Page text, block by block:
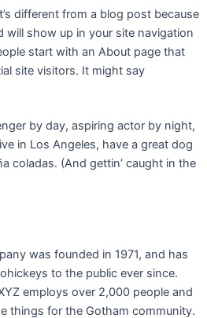
different from a blog post because
will show up in your site navigation
start with an About page that
site visitors. It might say
by day, aspiring actor by night,
in Los Angeles, have a great dog
coladas. (And gettin’ caught in the
was founded in 1971, and has
to the public ever since.
employs over 2,000 people and
things for the Gotham community.